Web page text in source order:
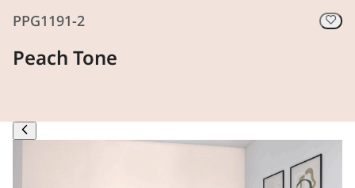
PPG1191-2
Peach Tone